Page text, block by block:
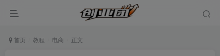
首页 教程 电商 正文